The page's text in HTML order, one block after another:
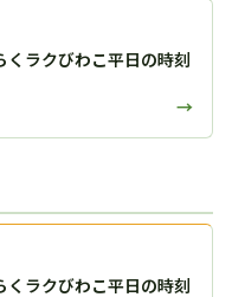
ラクびわこ平日の時刻
→
ラクびわこ平日の時刻